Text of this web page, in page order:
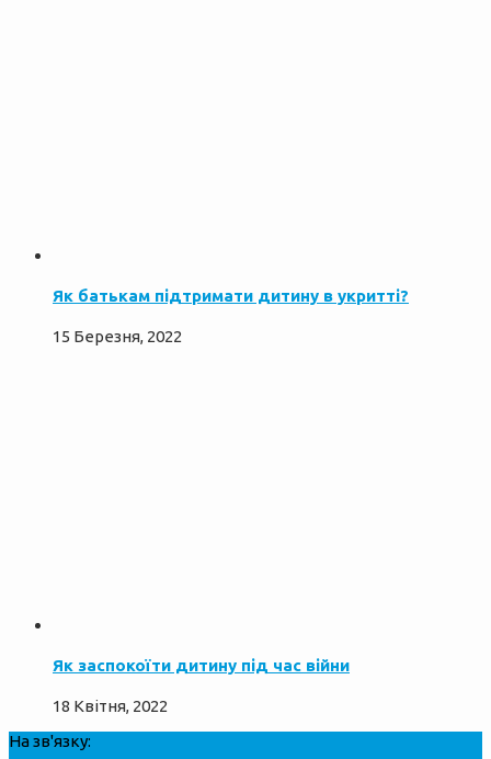
Як батькам підтримати дитину в укритті?
15 Березня, 2022
Як заспокоїти дитину під час війни
18 Квітня, 2022
На зв'язку: